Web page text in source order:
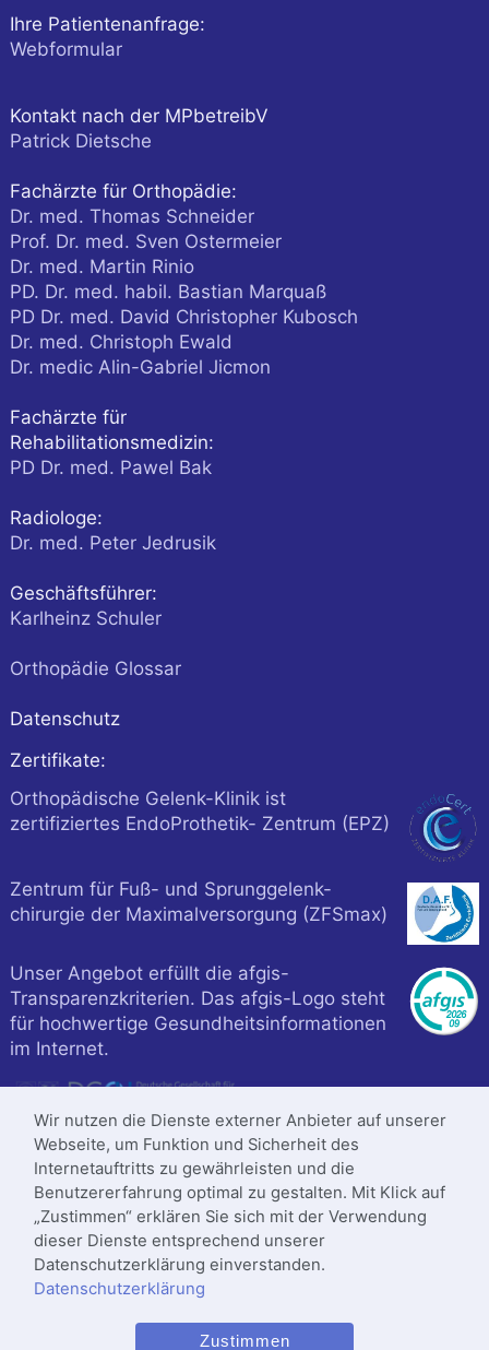
Ihre Patientenanfrage:
Webformular
Kontakt nach der MPbetreibV
Patrick Dietsche
Fachärzte für Orthopädie:
Dr. med. Thomas Schneider
Prof. Dr. med. Sven Ostermeier
Dr. med. Martin Rinio
PD. Dr. med. habil. Bastian Marquaß
PD Dr. med. David Christopher Kubosch
Dr. med. Christoph Ewald
Dr. medic Alin-Gabriel Jicmon
Fachärzte für
Rehabilitationsmedizin:
PD Dr. med. Pawel Bak
Radiologe:
Dr. med. Peter Jedrusik
Geschäftsführer:
Karlheinz Schuler
Orthopädie Glossar
Datenschutz
Zertifikate:
Orthopädische Gelenk-Klinik ist
zertifiziertes EndoProthetik- Zentrum (EPZ)
Zentrum für Fuß- und Sprunggelenk-
chirurgie der Maximalversorgung (ZFSmax)
Unser Angebot erfüllt die afgis-
Transparenzkriterien. Das afgis-Logo steht
für hochwertige Gesundheitsinformationen
im Internet.
Klinik ist zertifiziert nach
Wir nutzen die Dienste externer Anbieter auf unserer
Webseite, um Funktion und Sicherheit des
Internetauftritts zu gewährleisten und die
Benutzererfahrung optimal zu gestalten. Mit Klick auf
„Zustimmen“ erklären Sie sich mit der Verwendung
dieser Dienste entsprechend unserer
Datenschutzerklärung einverstanden.
Datenschutzerklärung
Zustimmen